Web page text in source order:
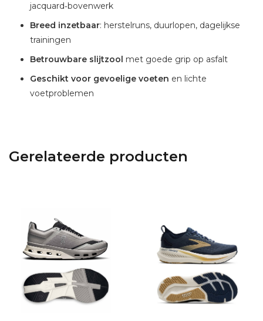
jacquard‑bovenwerk
Breed inzetbaar: herstelruns, duurlopen, dagelijkse
trainingen
Betrouwbare slijtzool met goede grip op asfalt
Geschikt voor gevoelige voeten en lichte
voetproblemen
Gerelateerde producten